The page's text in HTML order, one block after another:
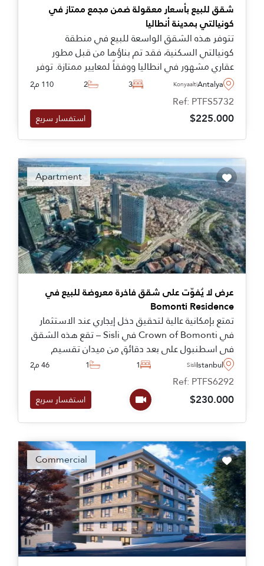
شقق للبيع بأسعار معقولة ضمن مجمع ممتاز في
كونيالتي بمدينة أنطاليا
تتوفر هذه الشقق الواسعة للبيع في منطقة
كونيالتي السكنية، فقد تم بناؤها من قبل مطور
عقاري مشهور في انطاليا ووفقاً لمعايير ممتازة. توفر
هذه العقارات إمكانية الاستفادة من مجموعة من
المرافق داخل المجمع، بما في ذلك مسبح وحدائق.
Antalya
Konyaalti
3
2 110 م2
Ref: PTFS5732
$225.000 استفسار سريع
Apartment
عرض لا يُفوّت على شقق فاخرة معروضة للبيع في
Bomonti Residence
تمتع بإمكانية عالية لتحقيق دخل إيجاري عند الاستثمار
في Crown of Bomonti في Sisli – تقع هذه الشقق
في اسطنبول على بعد دقائق من ميدان تقسيم
والمعالم المركزية مثل بحر البوسفور.
Istanbul
Sisli
1
1 46 م2
Ref: PTFS6292
$230.000 استفسار سريع
Commercial